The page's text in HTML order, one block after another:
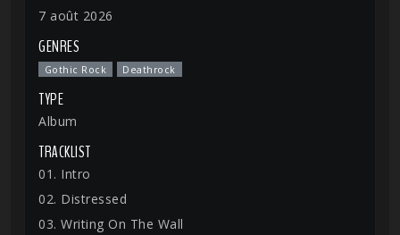
7 août 2026
GENRES
Gothic Rock Deathrock
TYPE
Album
TRACKLIST
01. Intro
02. Distressed
03. Writing On The Wall